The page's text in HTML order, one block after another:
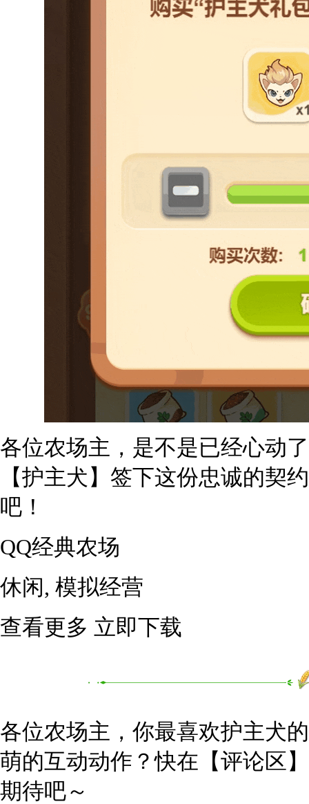
各位农场主，是不是已经心动
【护主犬】签下这份忠诚的契
吧！
QQ经典农场
休闲, 模拟经营
查看更多 立即下载
各位农场主，你最喜欢护主犬
萌的互动动作？快在【评论区
期待吧～